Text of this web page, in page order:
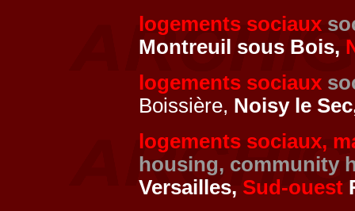
logements sociaux
Montreuil sous Bois,
logements sociaux
Boissière, Noisy le
logements sociaux,
housing, community
Versailles, Sud-ouest